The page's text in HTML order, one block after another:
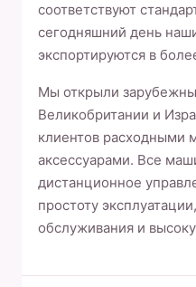
соответствуют
сегодняшний день
экспортируются в
Мы открыли
Великобритании и
клиентов расходными
аксессуарами. Все
дистанционное
простоту
обслуживания и